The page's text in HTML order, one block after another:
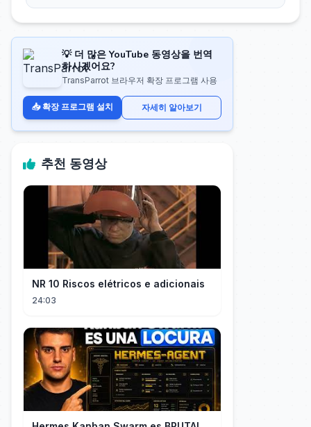
💡 더 많은 YouTube 동영상을 번역
하시겠어요?
TransParrot 브라우저 확장 프로그램 사용
📥 확장 프로그램 설치 자세히 알아보기
추천 동영상
NR 10 Riscos elétricos e adicionais
24:03